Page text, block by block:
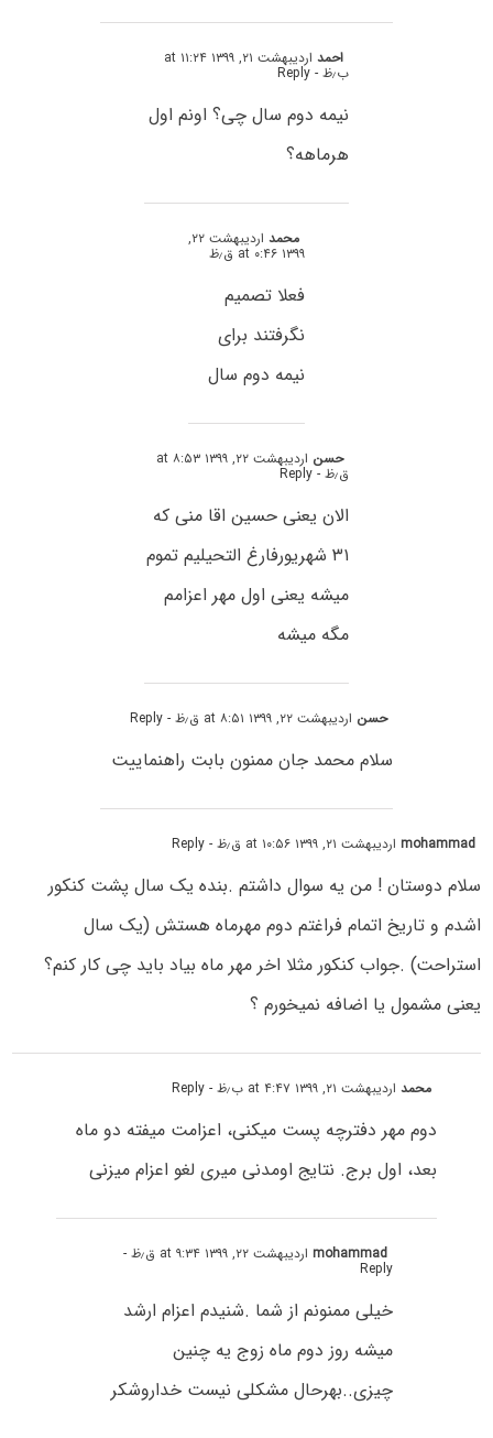
احمد اردیبهشت ۲۱, ۱۳۹۹ at ۱۱:۲۴
ب٫ظ - Reply
نیمه دوم سال چی؟ اونم اول
هرماهه؟
محمد اردیبهشت ۲۲,
۱۳۹۹ at ۰:۴۶ ق٫ظ
فعلا تصمیم
نگرفتند برای
نیمه دوم سال
حسن اردیبهشت ۲۲, ۱۳۹۹ at ۸:۵۳
ق٫ظ - Reply
الان یعنی حسین اقا منی که
۳۱ شهریورفارغ التحیلیم تموم
میشه یعنی اول مهر اعزامم
مگه میشه
حسن اردیبهشت ۲۲, ۱۳۹۹ at ۸:۵۱ ق٫ظ - Reply
سلام محمد جان ممنون بابت راهنماییت
mohammadاردیبهشت ۲۱, ۱۳۹۹ at ۱۰:۵۶ ق٫ظ - Reply
سلام دوستان ! من یه سوال داشتم .بنده یک سال پشت کنکور
اشدم و تاریخ اتمام فراغتم دوم مهرماه هستش (یک سال
استراحت) .جواب کنکور مثلا اخر مهر ماه بیاد باید چی کار کنم؟
یعنی مشمول یا اضافه نمیخورم ؟
محمداردیبهشت ۲۱, ۱۳۹۹ at ۴:۴۷ ب٫ظ - Reply
دوم مهر دفترچه پست میکنی، اعزامت میفته دو ماه
بعد، اول برج. نتایج اومدنی میری لغو اعزام میزنی
mohammadاردیبهشت ۲۲, ۱۳۹۹ at ۹:۳۴ ق٫ظ -
Reply
خیلی ممنونم از شما .شنیدم اعزام ارشد
میشه روز دوم ماه زوج یه چنین
چیزی..بهرحال مشکلی نیست خداروشکر